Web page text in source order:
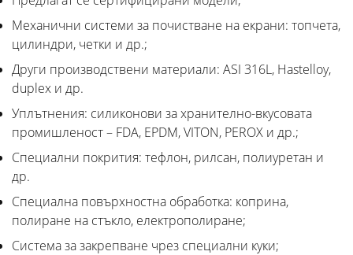
Механични системи за почистване на екрани: топчета,
цилиндри, четки и др.;
Други производствени материали: ASI 316L, Hastelloy,
duplex и др.
Уплътнения: силиконови за хранително-вкусовата
промишленост – FDA, EPDM, VITON, PEROX и др.;
Специални покрития: тефлон, рилсан, полиуретан и
др.
Специална повърхностна обработка: коприна,
полиране на стъкло, електрополиране;
Система за закрепване чрез специални куки;